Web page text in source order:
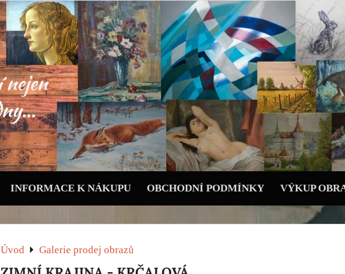
INFORMACE K NÁKUPU OBCHODNÍ PODMÍNKY VÝKUP
Úvod Galerie prodej obrazů